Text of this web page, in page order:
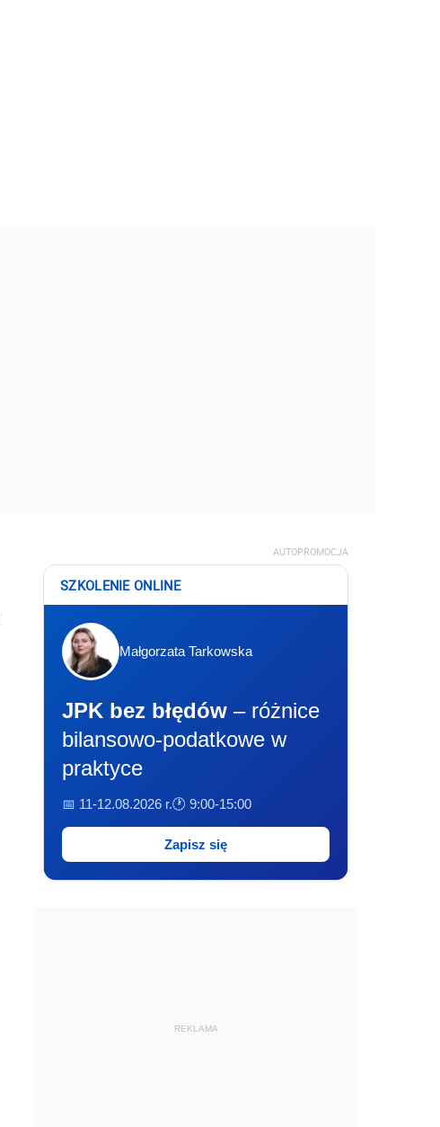
AUTOPROMOCJA
SZKOLENIE ONLINE
Małgorzata Tarkowska
JPK bez błędów – różnice
bilansowo-podatkowe w
praktyce
📅 11-12.08.2026 r.🕐 9:00-15:00
Zapisz się
REKLAMA